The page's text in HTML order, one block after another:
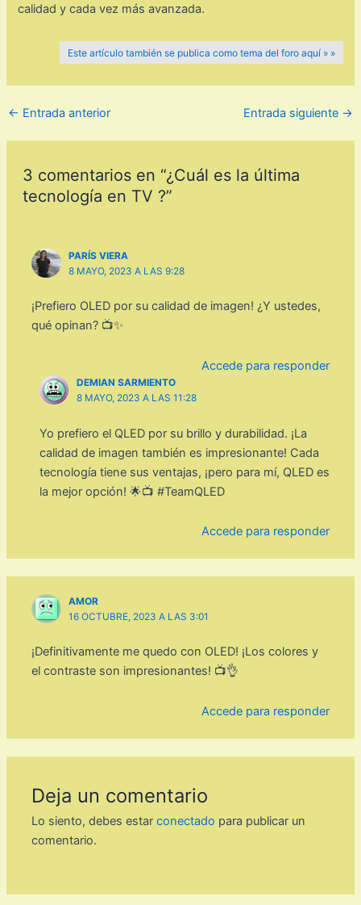
calidad y cada vez más avanzada.
Este artículo también se publica como tema del foro aquí » »
← Entrada anterior Entrada siguiente →
3 comentarios en “¿Cuál es la última
tecnología en TV ?”
PARÍS VIERA
8 MAYO, 2023 A LAS 9:28
¡Prefiero OLED por su calidad de imagen! ¿Y ustedes,
qué opinan? 📺✨
Accede para responder
DEMIAN SARMIENTO
8 MAYO, 2023 A LAS 11:28
Yo prefiero el QLED por su brillo y durabilidad. ¡La
calidad de imagen también es impresionante! Cada
tecnología tiene sus ventajas, ¡pero para mí, QLED es
la mejor opción! 🌟📺 #TeamQLED
Accede para responder
AMOR
16 OCTUBRE, 2023 A LAS 3:01
¡Definitivamente me quedo con OLED! ¡Los colores y
el contraste son impresionantes! 📺👌
Accede para responder
Deja un comentario
Lo siento, debes estarconectado para publicar un
comentario.